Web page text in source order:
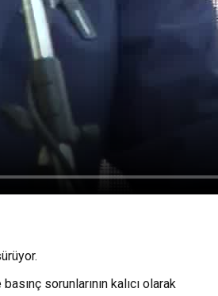
sorunlarının kalıcı olarak